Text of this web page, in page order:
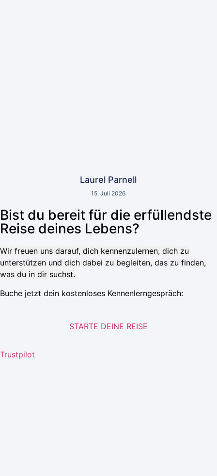
Laurel Parnell
15. Juli 2026
Bist du bereit für die erfüllendste
Reise deines Lebens?
Wir freuen uns darauf, dich kennenzulernen, dich zu
unterstützen und dich dabei zu begleiten, das zu finden,
was du in dir suchst.
Buche jetzt dein kostenloses Kennenlerngespräch:
STARTE DEINE REISE
Trustpilot